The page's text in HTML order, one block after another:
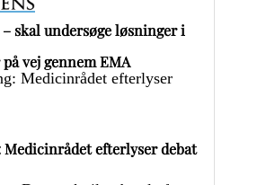
skal undersøge løsninger i
vej gennem EMA
efterlyser debat